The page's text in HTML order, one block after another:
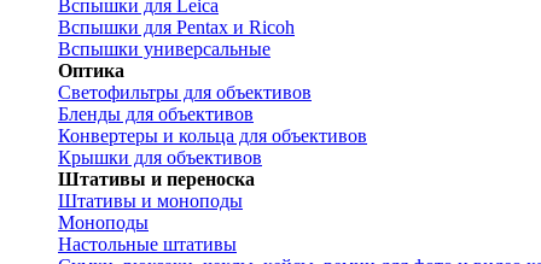
Вспышки для Leica
Вспышки для Pentax и Ricoh
Вспышки универсальные
Оптика
Светофильтры для объективов
Бленды для объективов
Конвертеры и кольца для объективов
Крышки для объективов
Штативы и переноска
Штативы и моноподы
Моноподы
Настольные штативы